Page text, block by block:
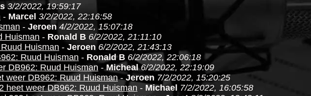
3/2/2022, 19:59:17
- Marcel 3/2/2022, 22:16:58
- Jeroen 4/2/2022, 15:07:18
Huisman - Ronald B 6/2/2022, 21:11:10
Huisman - Jeroen 6/2/2022, 21:43:13
Ruud Huisman - Ronald B 6/2/2022, 22:06:18
DB962: Ruud Huisman -Micheal 6/2/2022, 22:19:09
weer DB962: Ruud Huisman-Jeroen 7/2/2022, 15:20:25
heet weer DB962: Ruud Huisman - Michael 7/2/2022, 16:05:58